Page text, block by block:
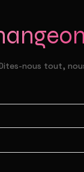
nous tout,